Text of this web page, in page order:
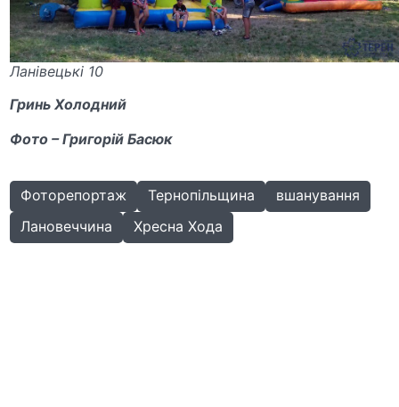
Ланівецькі 10
Гринь Холодний
Фото – Григорій Басюк
Фоторепортаж Тернопільщина
вшанування
Лановеччина
Хресна Хода